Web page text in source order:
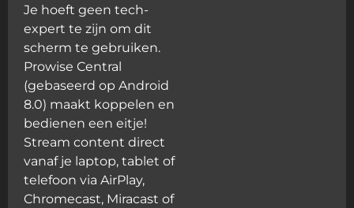
Je hoeft geen tech-
expert te zijn om dit
scherm te gebruiken.
Prowise Central
(gebaseerd op Android
8.0) maakt koppelen en
bedienen een eitje!
Stream content direct
vanaf je laptop, tablet of
telefoon via AirPlay,
Chromecast, Miracast of